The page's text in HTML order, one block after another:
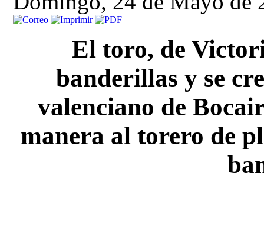
El toro, de
banderillas y se
valenciano de
manera al torero de